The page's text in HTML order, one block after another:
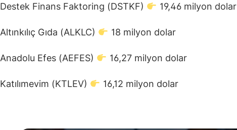
Destek Finans Faktoring (DSTKF) 19,46 milyon dolar
Altınkılıç Gıda (ALKLC) 18 milyon dolar
Anadolu Efes (AEFES) 16,27 milyon dolar
Katılımevim (KTLEV) 16,12 milyon dolar